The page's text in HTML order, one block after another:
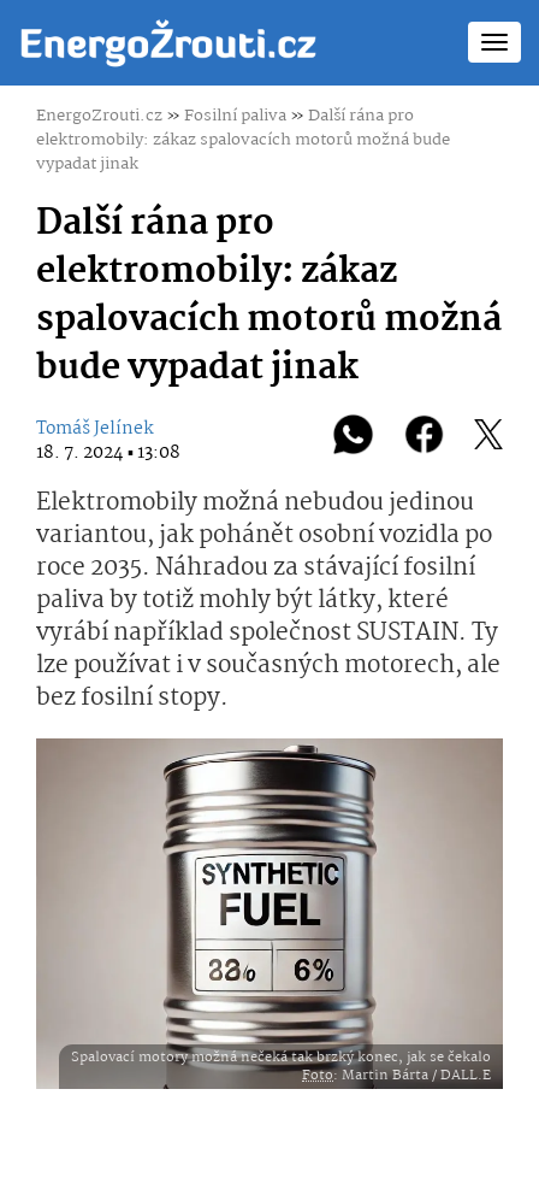
EnergoZrouti.cz»Fosilní paliva»Další rána pro
elektromobily: zákaz spalovacích motorů možná bude
vypadat jinak
Další rána pro
elektromobily: zákaz
spalovacích motorů možná
bude vypadat jinak
Tomáš Jelínek
18. 7. 2024 ▪ 13:08
Elektromobily možná nebudou jedinou
variantou, jak pohánět osobní vozidla po
roce 2035. Náhradou za stávající fosilní
paliva by totiž mohly být látky, které
vyrábí například společnost SUSTAIN. Ty
lze používat i v současných motorech, ale
bez fosilní stopy.
Spalovací motory možná nečeká tak brzký konec, jak se čekalo
Foto: Martin Bárta / DALL.E